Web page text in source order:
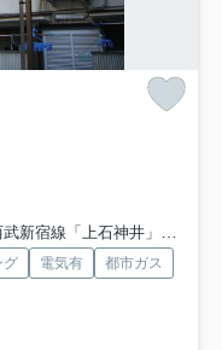
新宿線「上石神井」駅 徒歩15分
グ 電気有
都市ガス